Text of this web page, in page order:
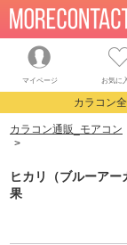
マイページ お気に
カラコン
カラコン通販_モアコン
ヒカリ（ブルーア
果